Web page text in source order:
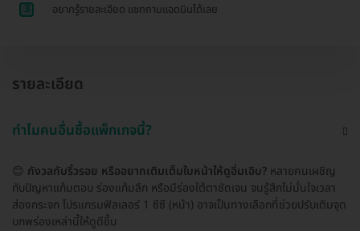
3 อยากรู้รายละเอียด แชทถามแอดมินได้เลย
รายละเอียด
ทำไมคนอื่นซื้อแพ็กเกจนี้?
😊 กังวลกับริ้วรอย หรืออยากเติมเต็มใบหน้าให้ดูอิ่มเอิบ? หลายคนเผชิญ
กับปัญหาแก้มตอบ ร่องแก้มลึก หรือมีร่องใต้ตาชัดเจน จนรู้สึกไม่มั่นใจเวลา
ส่องกระจก โปรแกรมฟิลเลอร์ 1 ซีซี (หน้า) อาจเป็นทางเลือกที่ช่วยปรับเติมจุด
บกพร่องเหล่านี้ให้ดูดีขึ้น